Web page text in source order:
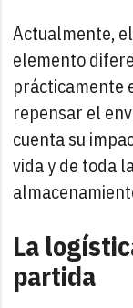
Actualmente,
elemento
prácticamente
repensar el
cuenta su
vida y de toda
La
partida